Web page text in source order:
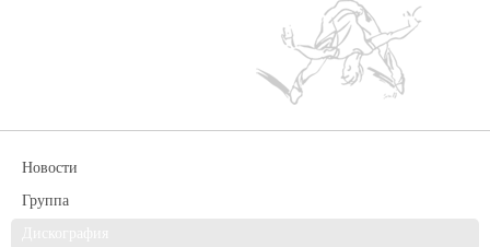
Новости
Группа